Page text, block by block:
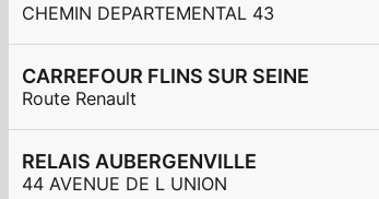
CHEMIN DEPARTEMENTAL 43
CARREFOUR FLINS SUR SEINE
Route Renault
RELAIS AUBERGENVILLE
44 AVENUE DE L UNION